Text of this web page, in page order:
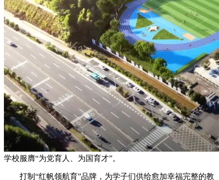
学校服膺“为党育人、为国育才”。
打制“红帆领航育”品牌，为学子们供给愈加幸福完整的教